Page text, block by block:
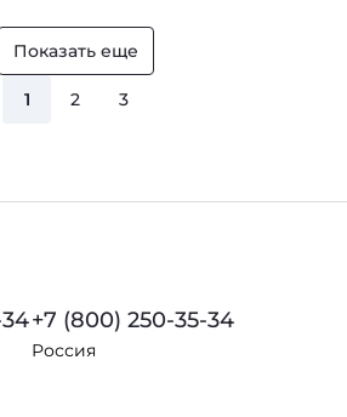
Показать еще
1 2 3
+7 (800) 250-35-34
Россия